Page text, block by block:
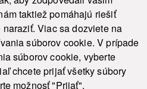
taktiež pomáhajú riešiť
Viac sa dozviete na
súborov cookie. V prípade
súborov cookie, vyberte
chcete prijať všetky súbory
možnosť "Prijať".
Ochrana osobných údajov
|
Admin
the Google Privacy Policy and Terms of
apply.